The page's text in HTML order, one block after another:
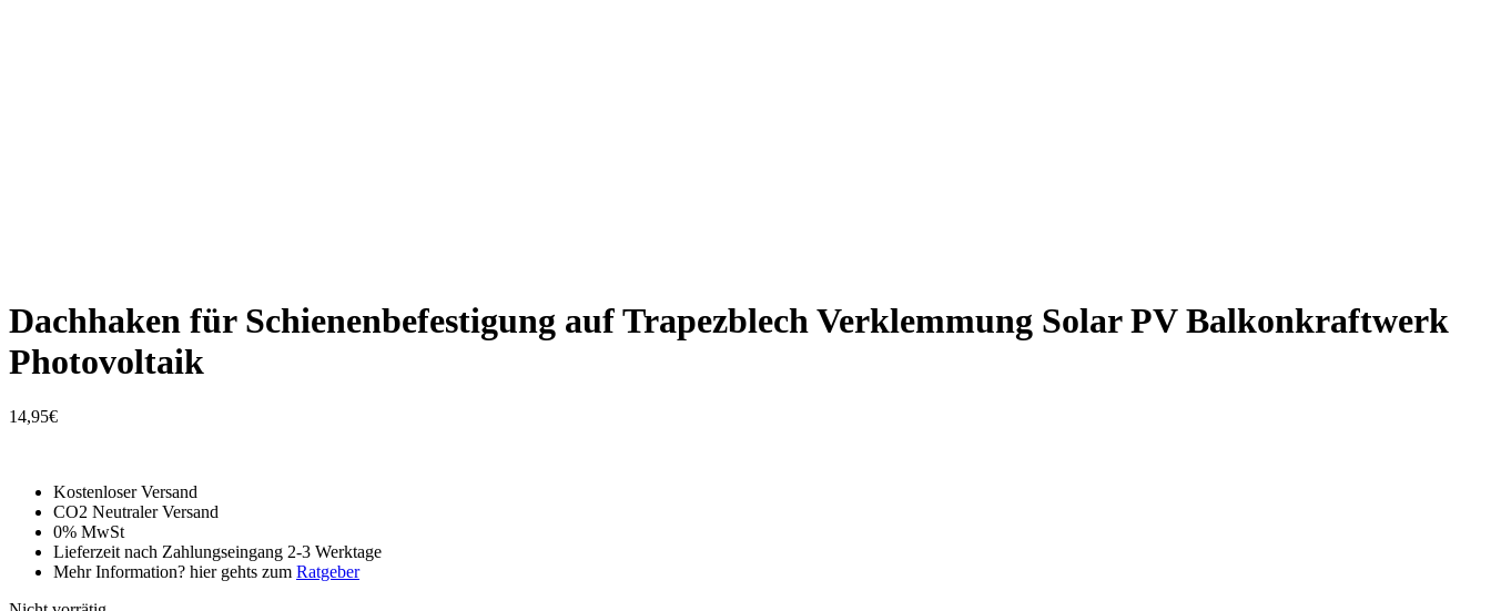
Dachhaken für Schienenbefestigung auf Trapezblech Verklemmung Solar PV Balkonkraftwerk
Photovoltaik
14,95€
Kostenloser Versand
CO2 Neutraler Versand
0% MwSt
Lieferzeit nach Zahlungseingang 2-3 Werktage
Mehr Information? hier gehts zum Ratgeber